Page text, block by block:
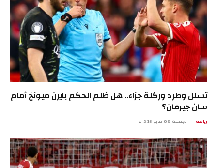
تسلل وطرد وركلة جزاء.. هل ظلم الحكم بايرن ميونخ أمام
سان جيرمان؟
رياضة الجمعة 08 مايو 2:16 م